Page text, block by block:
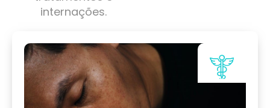
internações.